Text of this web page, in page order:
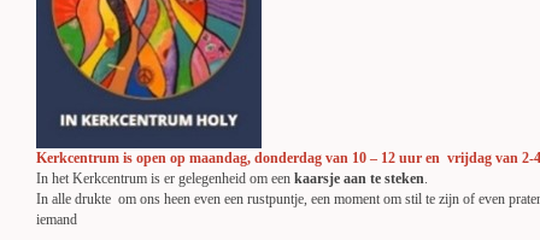
Kerkcentrum is open op maandag, donderdag van 10 – 12 uur en vrijdag van 2-
In het Kerkcentrum is er gelegenheid om een kaarsje aan te steken.
In alle drukte om ons heen even een rustpuntje, een moment om stil te zijn of even
iemand